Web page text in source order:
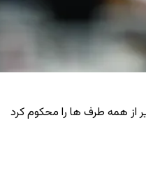
از همه طرف ‌ها را محکوم کرد